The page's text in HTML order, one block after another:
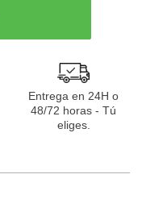
Entrega en 24H o
48/72 horas - Tú
eliges.